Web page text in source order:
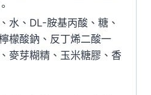
水、DL-胺基丙酸、糖、
檬酸鈉、反丁烯二酸一
麥芽糊精、玉米糖膠、香